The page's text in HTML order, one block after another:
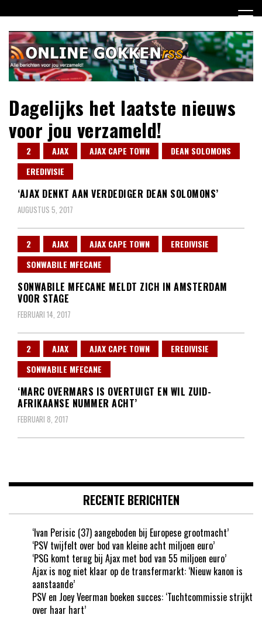
naar
inhoud
Dagelijks het laatste nieuws
voor jou verzameld!
2 AJAX AJAX CAPE TOWN
DEAN SOLOMONS
EREDIVISIE
‘AJAX DENKT AAN VERDEDIGER DEAN SOLOMONS’
AUGUSTUS 5, 2017
2 AJAX AJAX CAPE TOWN
EREDIVISIE
SONWABILE MFECANE
SONWABILE MFECANE MELDT ZICH IN AMSTERDAM
VOOR STAGE
FEBRUARI 14, 2017
2 AJAX AJAX CAPE TOWN
EREDIVISIE
SONWABILE MFECANE
‘MARC OVERMARS IS OVERTUIGT EN WIL ZUID-
AFRIKAANSE NUMMER ACHT’
FEBRUARI 8, 2017
RECENTE BERICHTEN
‘Ivan Perisic (37) aangeboden bij Europese grootmacht’
‘PSV twijfelt over bod van kleine acht miljoen euro’
‘PSG komt terug bij Ajax met bod van 55 miljoen euro’
Ajax is nog niet klaar op de transfermarkt: ‘Nieuw kanon is
aanstaande’
PSV en Joey Veerman boeken succes: ‘Tuchtcommissie strijkt
over haar hart’